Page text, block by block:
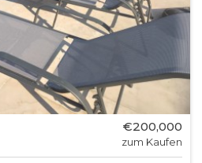
€200,000
zum Kaufen